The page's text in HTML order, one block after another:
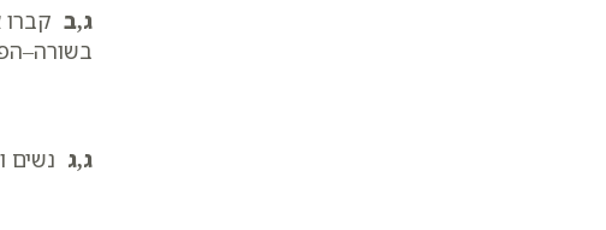
ג,ב קברו
ג,ג נשים